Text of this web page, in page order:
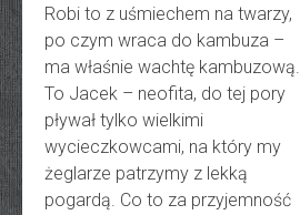
Robi to z uśmiechem na twarzy,
po czym wraca do kambuza –
ma właśnie wachtę kambuzową.
To Jacek – neofita, do tej pory
pływał tylko wielkimi
wycieczkowcami, na który my
żeglarze patrzymy z lekką
pogardą. Co to za przyjemność